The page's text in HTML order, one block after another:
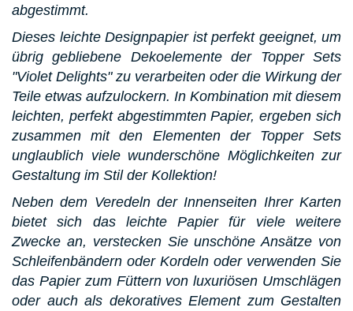
abgestimmt.
Dieses leichte Designpapier ist perfekt geeignet, um
übrig gebliebene Dekoelemente der Topper Sets
"Violet Delights" zu verarbeiten oder die Wirkung der
Teile etwas aufzulockern. In Kombination mit diesem
leichten, perfekt abgestimmten Papier, ergeben sich
zusammen mit den Elementen der Topper Sets
unglaublich viele wunderschöne Möglichkeiten zur
Gestaltung im Stil der Kollektion!
Neben dem Veredeln der Innenseiten Ihrer Karten
bietet sich das leichte Papier für viele weitere
Zwecke an, verstecken Sie unschöne Ansätze von
Schleifenbändern oder Kordeln oder verwenden Sie
das Papier zum Füttern von luxuriösen Umschlägen
oder auch als dekoratives Element zum Gestalten